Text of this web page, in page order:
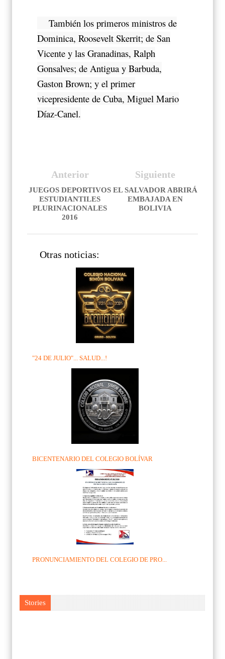
También los primeros ministros de
Dominica, Roosevelt Skerrit; de San
Vicente y las Granadinas, Ralph
Gonsalves; de Antigua y Barbuda,
Gaston Brown; y el primer
vicepresidente de Cuba, Miguel Mario
Díaz-Canel.
Siguiente
EL SALVADOR ABRIRÁ
EMBAJADA EN
BOLIVIA
Anterior
JUEGOS DEPORTIVOS
ESTUDIANTILES
PLURINACIONALES
2016
Otras noticias:
"24 DE JULIO"... SALUD...!
BICENTENARIO DEL COLEGIO BOLÍVAR
PRONUNCIAMIENTO DEL COLEGIO DE PRO...
Stories